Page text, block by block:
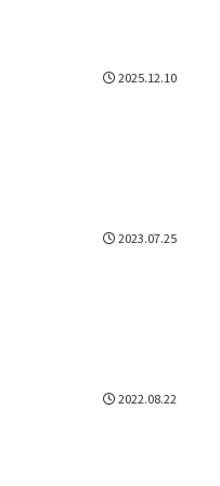
2025.12.10
2023.07.25
2022.08.22